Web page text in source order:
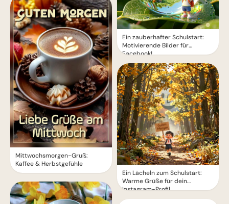
Mittwochsmorgen-Gruß:
Kaffee & Herbstgefühle
Ein zauberhafter Schulstart:
Motivierende Bilder für
Facebook!
Ein Lächeln zum Schulstart:
Warme Grüße für dein
Instagram-Profil